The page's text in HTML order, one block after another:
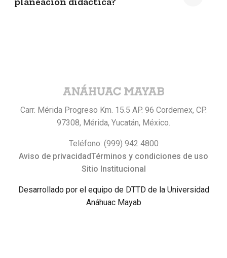
Carr. Mérida Progreso Km. 15.5 AP. 96 Cordemex, CP.
97308, Mérida, Yucatán, México.
Teléfono: (999) 942 4800
Aviso de privacidadTérminos y condiciones de uso
Sitio Institucional
Desarrollado por el equipo de DTTD de la Universidad
Anáhuac Mayab